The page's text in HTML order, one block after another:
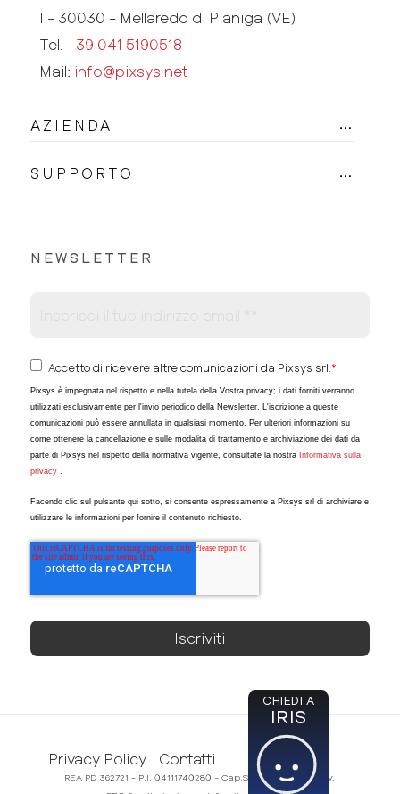
I - 30030 - Mellaredo di Pianiga (VE)
Tel. +39 041 5190518
Mail: info@pixsys.net
AZIENDA
SUPPORTO
NEWSLETTER
Accetto di ricevere altre comunicazioni da Pixsys srl. *
Pixsys è impegnata nel rispetto e nella tutela della Vostra privacy; i dati forniti verranno
utilizzati esclusivamente per l'invio periodico della Newsletter. L'iscrizione a queste
comunicazioni può essere annullata in qualsiasi momento. Per ulteriori informazioni su
come ottenere la cancellazione e sulle modalità di trattamento e archiviazione dei dati da
parte di Pixsys nel rispetto della normativa vigente, consultate la nostra Informativa sulla
privacy.
Facendo clic sul pulsante qui sotto, si consente espressamente a Pixsys srl di archiviare e
utilizzare le informazioni per fornire il contenuto richiesto.
Privacy Policy Contatti
REA PD 362721 - P.I. 04111740280 - Cap.Soc. 50.000,00€ i.v.
CHIEDI A
IRIS